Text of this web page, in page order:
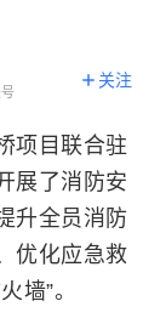
关注
项目联合驻
展了消防安
升全员消防
优化应急救
墙”。